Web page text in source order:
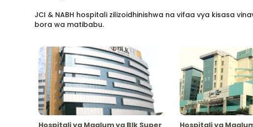
JCI & NABH hospitali zilizoidhinishwa na vifaa vya kisasa
bora wa matibabu.
Hospitali ya Maalum ya Blk Super
Hospitali ya